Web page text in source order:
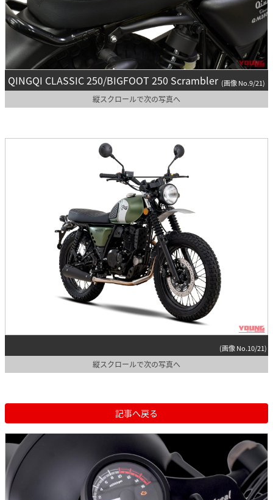
QINGQI CLASSIC 250/BIGFOOT 250 Scrambler (画像 No.9/21)
縦スクロールで次の写真へ
(画像 No.10/21)
縦スクロールで次の写真へ
記事へ戻る